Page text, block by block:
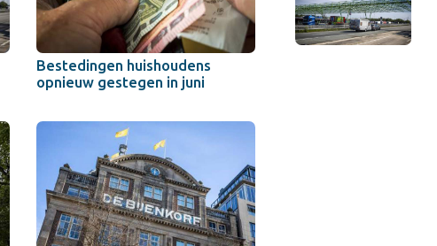
Bestedingen huishoudens
opnieuw gestegen in juni